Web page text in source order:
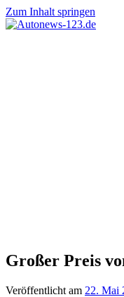
Zum Inhalt springen
Großer Preis
Veröffentlicht am 22. Mai